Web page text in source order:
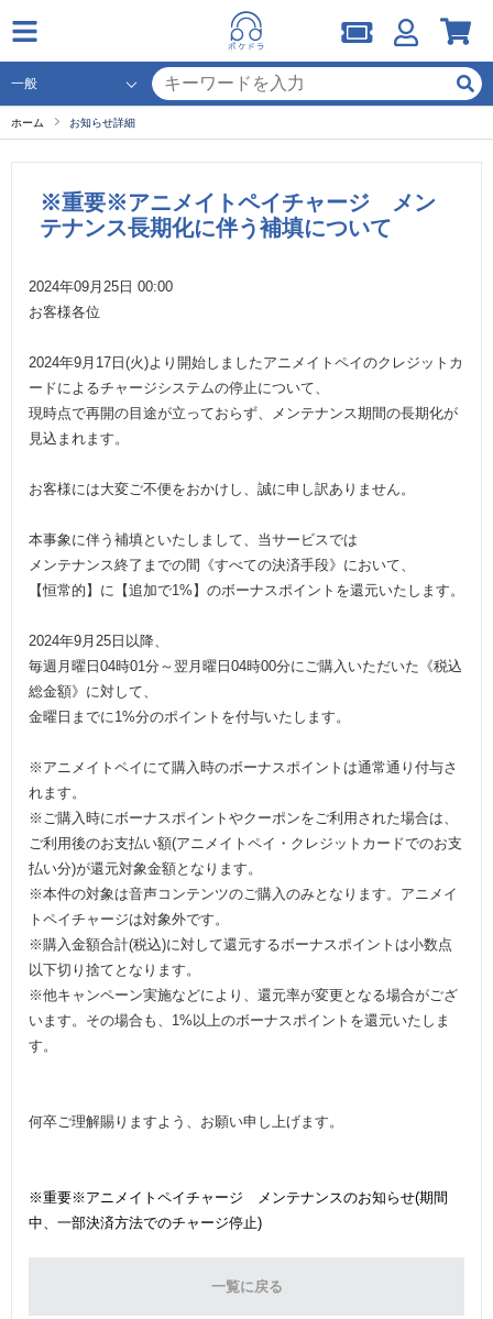
ホーム お知らせ詳細
※重要※アニメイトペイチャージ メン
テナンス長期化に伴う補填について
2024年09月25日 00:00
お客様各位
2024年9月17日(火)より開始しましたアニメイトペイのクレジットカ
ードによるチャージシステムの停止について、
現時点で再開の目途が立っておらず、メンテナンス期間の長期化が
見込まれます。
お客様には大変ご不便をおかけし、誠に申し訳ありません。
本事象に伴う補填といたしまして、当サービスでは
メンテナンス終了までの間《すべての決済手段》において、
【恒常的】に【追加で1%】のボーナスポイントを還元いたします。
2024年9月25日以降、
毎週月曜日04時01分～翌月曜日04時00分にご購入いただいた《税込
総金額》に対して、
金曜日までに1%分のポイントを付与いたします。
※アニメイトペイにて購入時のボーナスポイントは通常通り付与さ
れます。
※ご購入時にボーナスポイントやクーポンをご利用された場合は、
ご利用後のお支払い額(アニメイトペイ・クレジットカードでのお支
払い分)が還元対象金額となります。
※本件の対象は音声コンテンツのご購入のみとなります。アニメイ
トペイチャージは対象外です。
※購入金額合計(税込)に対して還元するボーナスポイントは小数点
以下切り捨てとなります。
※他キャンペーン実施などにより、還元率が変更となる場合がござ
います。その場合も、1%以上のボーナスポイントを還元いたしま
す。
何卒ご理解賜りますよう、お願い申し上げます。
※重要※アニメイトペイチャージ メンテナンスのお知らせ(期間
中、一部決済方法でのチャージ停止)
一覧に戻る